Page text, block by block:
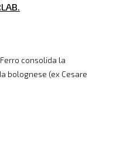
consolida la
bolognese (ex Cesare